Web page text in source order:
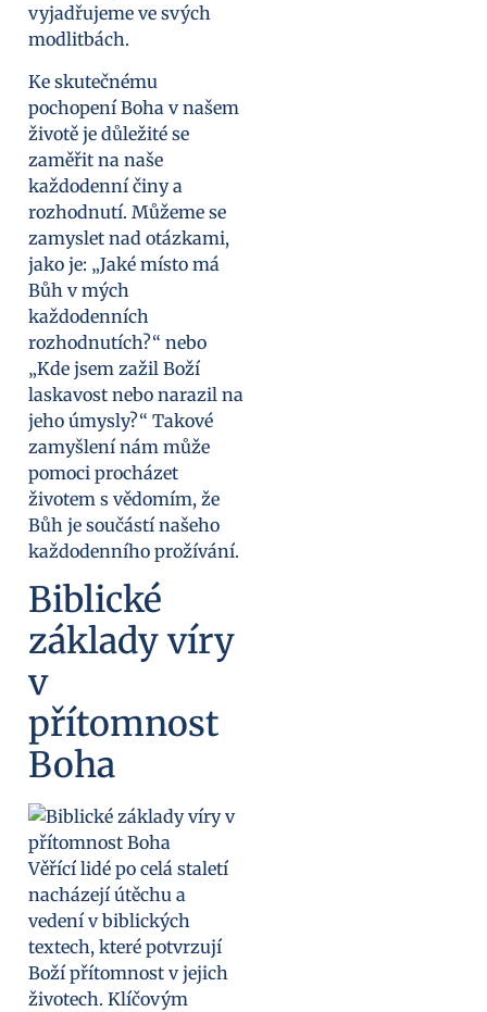
vyjadřujeme ve svých
modlitbách.
Ke skutečnému
pochopení Boha v našem
životě je důležité se
zaměřit na naše
každodenní činy a
rozhodnutí. Můžeme se
zamyslet nad otázkami,
jako je: „Jaké místo má
Bůh v mých
každodenních
rozhodnutích?“ nebo
„Kde jsem zažil Boží
laskavost nebo narazil na
jeho úmysly?“ Takové
zamyšlení nám může
pomoci procházet
životem s vědomím, že
Bůh je součástí našeho
každodenního prožívání.
Biblické
základy víry
v
přítomnost
Boha
Věřící lidé po celá staletí
nacházejí útěchu a
vedení v biblických
textech, které potvrzují
Boží přítomnost v jejich
životech. Klíčovým